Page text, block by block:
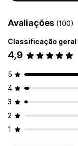
Avaliações (100)
Classificação geral
4,9
5
4
3
2
1